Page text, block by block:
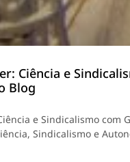
Ciência e
Blog
e Sindicalismo com
Sindicalismo e